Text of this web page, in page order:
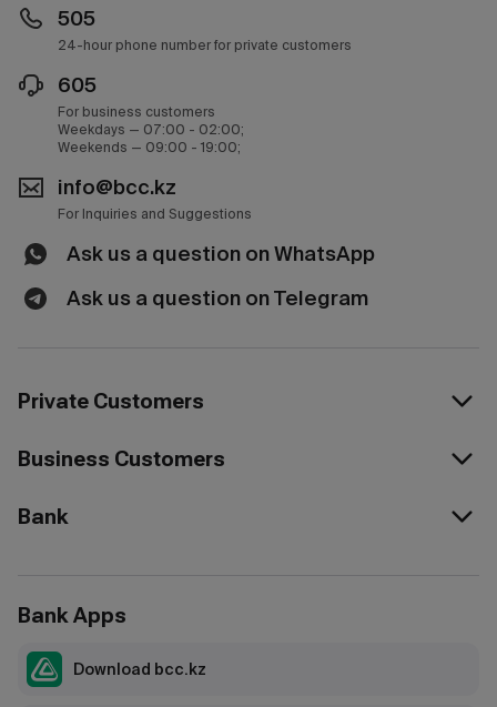
505
24-hour phone number for private customers
605
For business customers
Weekdays — 07:00 - 02:00;
Weekends — 09:00 - 19:00;
info@bcc.kz
For Inquiries and Suggestions
Ask us a question on WhatsApp
Ask us a question on Telegram
Private Customers
Business Customers
Bank
Bank Apps
Download bcc.kz